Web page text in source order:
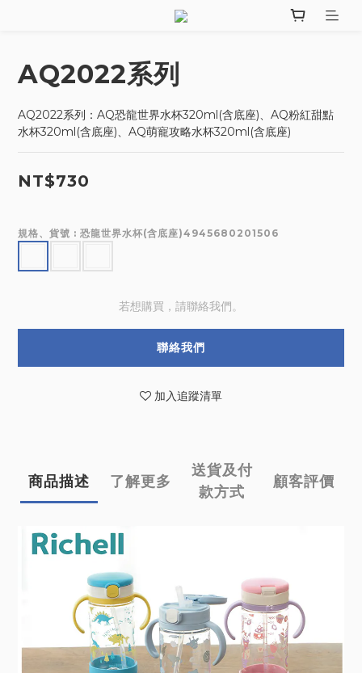
AQ2022系列
AQ2022系列：AQ恐龍世界水杯320ml(含底座)、AQ粉紅甜點
水杯320ml(含底座)、AQ萌寵攻略水杯320ml(含底座)
NT$730
規格、貨號 : 恐龍世界水杯(含底座)4945680201506
若想購買，請聯絡我們。
聯絡我們
加入追蹤清單
商品描述 了解更多
送貨及付
款方式
顧客評價